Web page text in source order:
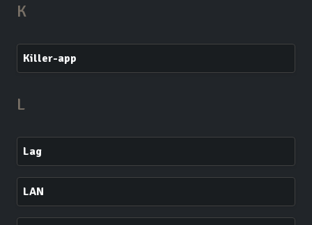
K
Killer-app
L
Lag
LAN